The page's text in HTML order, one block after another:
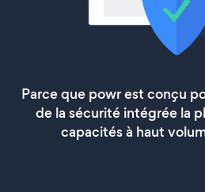
Parce que powr est conçu
de la sécurité intégrée la
capacités à haut